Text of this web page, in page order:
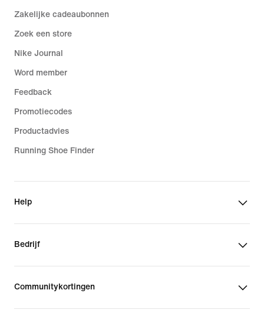
Zakelijke cadeaubonnen
Zoek een store
Nike Journal
Word member
Feedback
Promotiecodes
Productadvies
Running Shoe Finder
Help
Bedrijf
Communitykortingen